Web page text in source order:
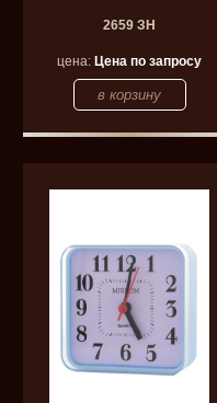
2659 ЗН
цена: Цена по запросу